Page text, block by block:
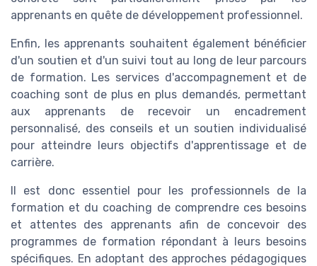
apprenants en quête de développement professionnel.
Enfin, les apprenants souhaitent également bénéficier
d'un soutien et d'un suivi tout au long de leur parcours
de formation. Les services d'accompagnement et de
coaching sont de plus en plus demandés, permettant
aux apprenants de recevoir un encadrement
personnalisé, des conseils et un soutien individualisé
pour atteindre leurs objectifs d'apprentissage et de
carrière.
Il est donc essentiel pour les professionnels de la
formation et du coaching de comprendre ces besoins
et attentes des apprenants afin de concevoir des
programmes de formation répondant à leurs besoins
spécifiques. En adoptant des approches pédagogiques